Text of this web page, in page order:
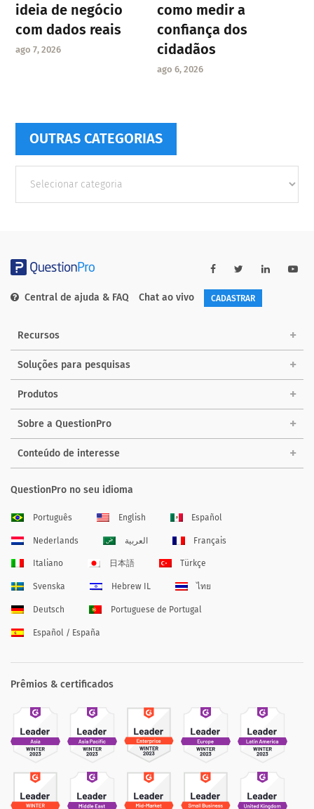
ideia de negócio
com dados reais
ago 7, 2026
como medir a
confiança dos
cidadãos
ago 6, 2026
OUTRAS CATEGORIAS
Categorias
Central de ajuda & FAQ Chat ao vivo CADASTRAR
Recursos
Soluções para pesquisas
Produtos
Sobre a QuestionPro
Conteúdo de interesse
QuestionPro no seu idioma
Português English Español
Nederlands العربية Français
Italiano 日本語 Türkçe
Svenska Hebrew IL ไทย
Deutsch Portuguese de Portugal
Español / España
Prêmios & certificados